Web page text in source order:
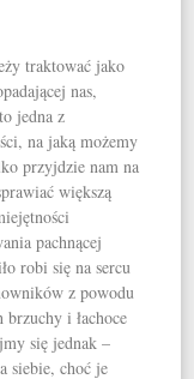
traktować jako
nas,
jedna z
na jaką możemy
przyjdzie nam na
większą
pachnącej
robi się na sercu
z powodu
brzuchy i łachoce
się jednak –
siebie, choć je